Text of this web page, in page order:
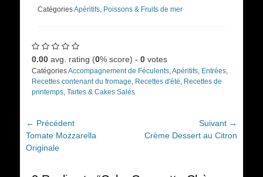
CatégoriesApéritifs Poissons & Fruits de mer
0.00 avg. rating (0% score) - 0 votes
CatégoriesAccompagnement de Féculents Apéritifs Entrées
Recettes contenant du fromage Recettes d'été Recettes de
printemps Tartes & Cakes Salés
Navigation
de
l’article
← Précédent
Article
précédent :
Tomate Mozzarella
Originale
Suivant →
ArticleCrème Dessert au Citron